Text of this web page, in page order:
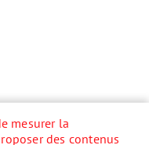
mesurer la
des contenus